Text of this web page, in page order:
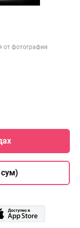
от фотографии